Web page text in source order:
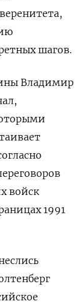
шагов.
Владимир
войск
1991